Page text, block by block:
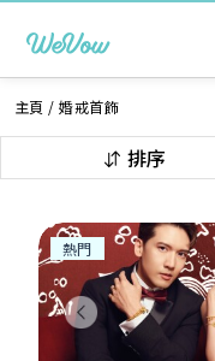
主頁 /婚戒首飾
排序
Previous
熱門